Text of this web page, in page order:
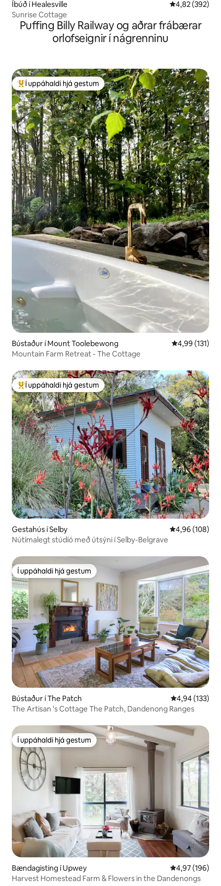
Íbúð í Healesville 4,82 af 5 í
4,82 (392)
Sunrise Cottage
Puffing Billy Railway og aðrar frábærar
orlofseignir í nágrenninu
Í mestu uppáhaldi hjá gestum
Í uppáhaldi hjá gestum
Bústaður í Mount Toolebewong 4,99 af 5 í
4,99 (131)
Mountain Farm Retreat - The Cottage
Í mestu uppáhaldi hjá gestum
Í uppáhaldi hjá gestum
Gestahús í Selby 4,96 af 5 í
4,96 (108)
Nútímalegt stúdíó með útsýni í Selby-Belgrave
Í uppáhaldi hjá gestum
Í uppáhaldi hjá gestum
Bústaður í The Patch 4,94 af 5 í
4,94 (133)
The Artisan 's Cottage The Patch, Dandenong Ranges
Í uppáhaldi hjá gestum
Í uppáhaldi hjá gestum
Bændagisting í Upwey 4,97 af 5 í
4,97 (196)
Harvest Homestead Farm & Flowers in the Dandenongs